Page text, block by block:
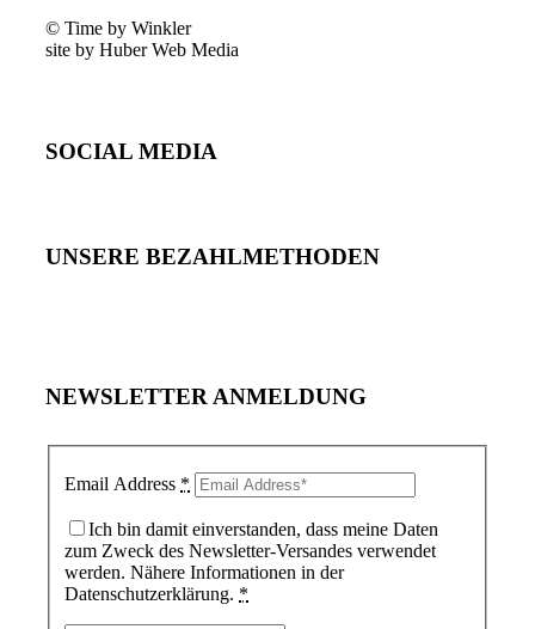
© Time by Winkler
site by Huber Web Media
SOCIAL MEDIA
UNSERE BEZAHLMETHODEN
NEWSLETTER ANMELDUNG
Email Address *
Ich bin damit einverstanden, dass meine Daten
zum Zweck des Newsletter-Versandes verwendet
werden. Nähere Informationen in der
Datenschutzerklärung. *